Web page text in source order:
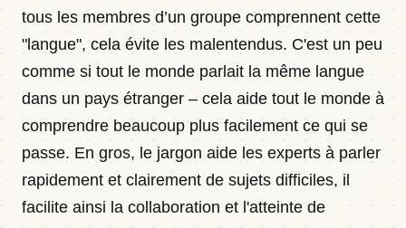
tous les membres d’un groupe comprennent cette
"langue", cela évite les malentendus. C'est un peu
comme si tout le monde parlait la même langue
dans un pays étranger – cela aide tout le monde à
comprendre beaucoup plus facilement ce qui se
passe. En gros, le jargon aide les experts à parler
rapidement et clairement de sujets difficiles, il
facilite ainsi la collaboration et l'atteinte de